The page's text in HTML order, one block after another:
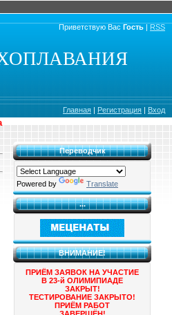
Приветствую Вас Гость | RSS
Главная | Регистрация | Вход
Переводчик
Powered by Translate
...
ВНИМАНИЕ!
ПРИЁМ ЗАЯВОК НА УЧАСТИЕ
В 23-й ОЛИМИПИАДЕ
ЗАКРЫТ!
ТЕСТИРОВАНИЕ ЗАКРЫТО!
ПРИЁМ РАБОТ